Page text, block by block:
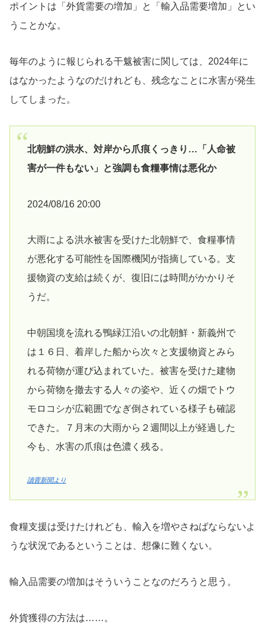
ポイントは「外貨需要の増加」と「輸入品需要増加」とい
うことかな。
毎年のように報じられる干魃被害に関しては、2024年に
はなかったようなのだけれども、残念なことに水害が発生
してしまった。
北朝鮮の洪水、対岸から爪痕くっきり…「人命被
害が一件もない」と強調も食糧事情は悪化か
2024/08/16 20:00
大雨による洪水被害を受けた北朝鮮で、食糧事情
が悪化する可能性を国際機関が指摘している。支
援物資の支給は続くが、復旧には時間がかかりそ
うだ。
中朝国境を流れる鴨緑江沿いの北朝鮮・新義州で
は１６日、着岸した船から次々と支援物資とみら
れる荷物が運び込まれていた。被害を受けた建物
から荷物を撤去する人々の姿や、近くの畑でトウ
モロコシが広範囲でなぎ倒されている様子も確認
できた。７月末の大雨から２週間以上が経過した
今も、水害の爪痕は色濃く残る。
讀賣新聞より
食糧支援は受けたけれども、輸入を増やさねばならないよ
うな状況であるということは、想像に難くない。
輸入品需要の増加はそういうことなのだろうと思う。
外貨獲得の方法は……。